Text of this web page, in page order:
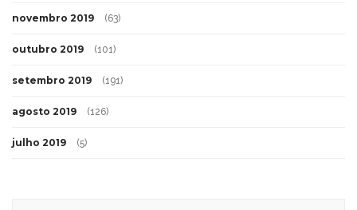
novembro 2019 (63)
outubro 2019 (101)
setembro 2019 (191)
agosto 2019 (126)
julho 2019 (5)